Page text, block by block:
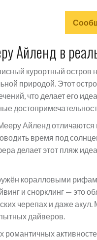
Айленд в
курортный остров
природой. Этот
что делает его
Айленд отличаются
время под
делает этот пляж
коралловыми
и снорклинг — это
черепах и даже
дайверов.
романтичных